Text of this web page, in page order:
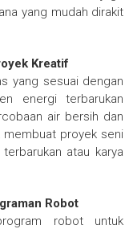
yang mudah dirakit
Kreatif
yang sesuai dengan
energi terbarukan
air bersih dan
proyek seni
atau karya
Robot
robot untuk